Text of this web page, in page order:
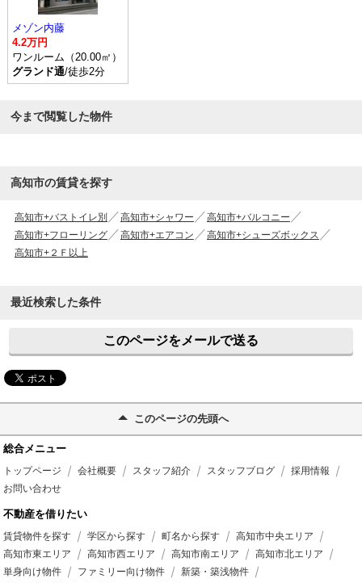
メゾン内藤
4.2万円
ワンルーム（20.00㎡）
グランド通/徒歩2分
今まで閲覧した物件
高知市の賃貸を探す
高知市+バストイレ別 高知市+シャワー
高知市+バルコニー
高知市+フローリング
高知市+エアコン
高知市+シューズボックス
高知市+２Ｆ以上
最近検索した条件
このページをメールで送る
このページの先頭へ
総合メニュー
トップページ 会社概要 スタッフ紹介 スタッフブログ
採用情報
お問い合わせ
不動産を借りたい
賃貸物件を探す 学区から探す 町名から探す
高知市中央エリア
高知市東エリア
高知市西エリア 高知市南エリア
高知市北エリア
単身向け物件
ファミリー向け物件
新築・築浅物件